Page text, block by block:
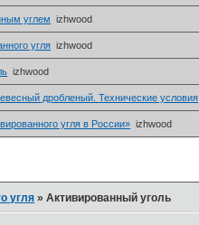
углем izhwood
угля izhwood
izhwood
дробленый. Технические условия
угля в России» izhwood
угля »Активированный уголь